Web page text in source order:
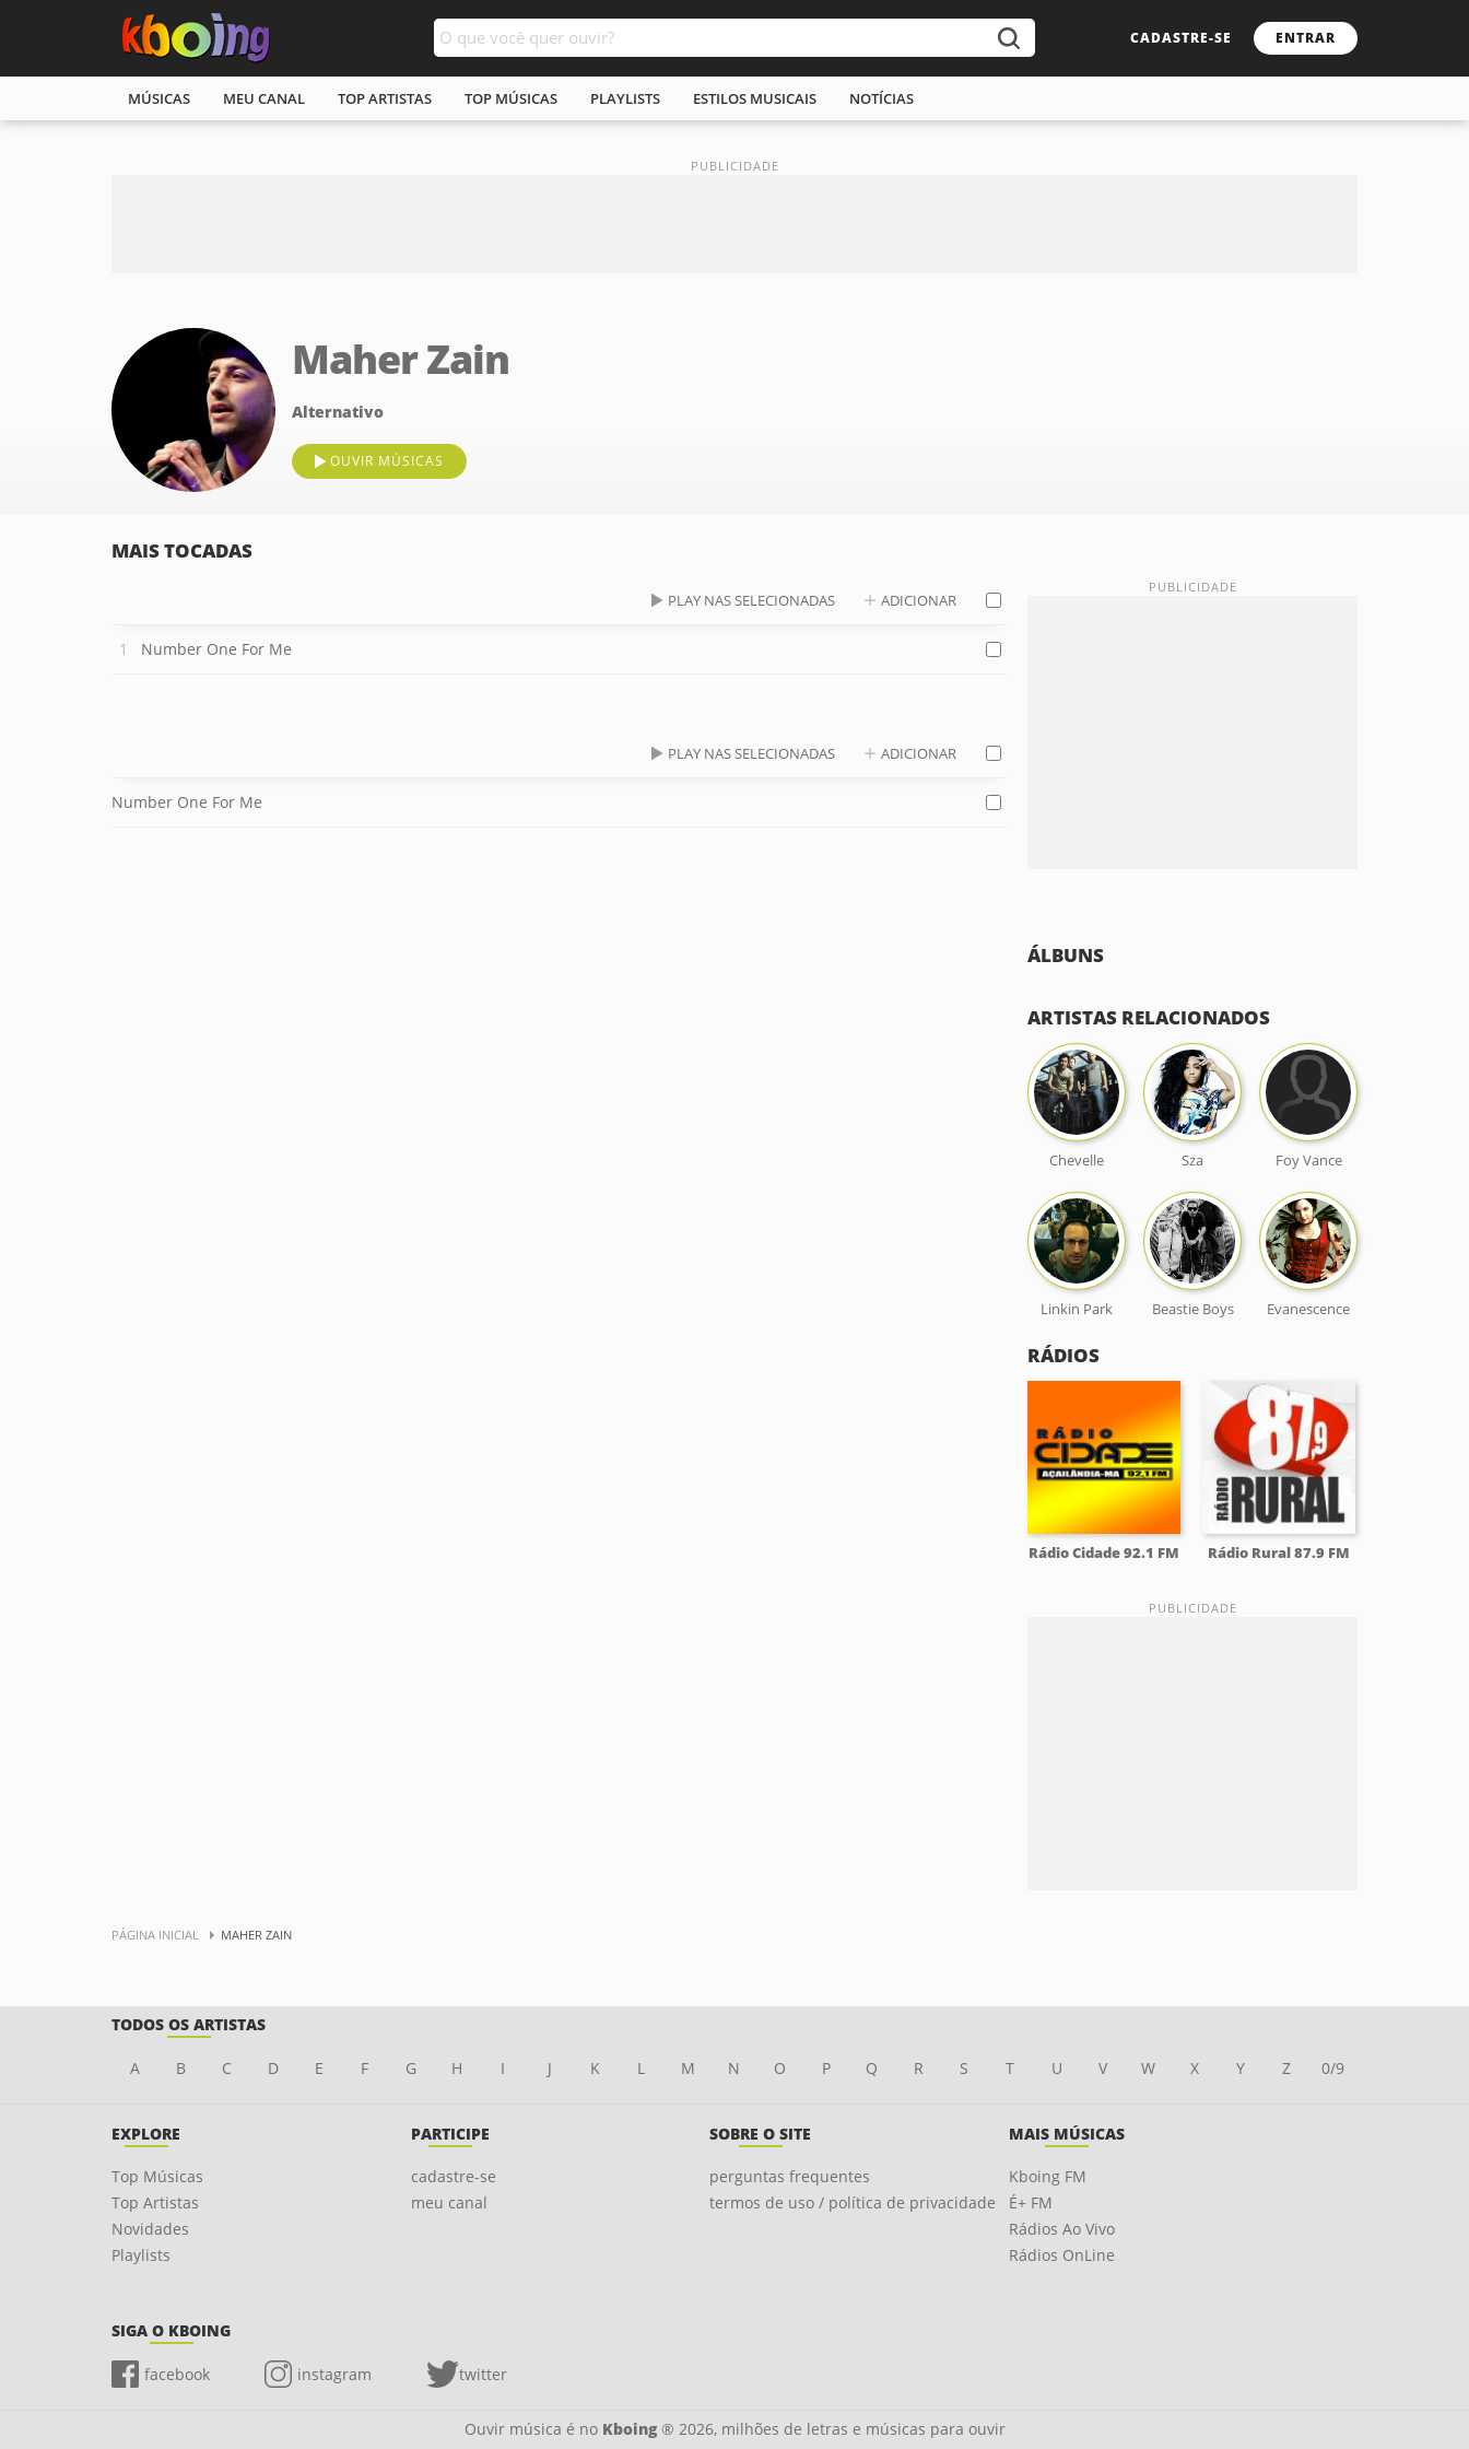
CADASTRE-SE ENTRAR
MÚSICAS MEU CANAL TOP ARTISTAS TOP MÚSICAS PLAYLISTS ESTILOS MUSICAIS NOTÍCIAS
Maher Zain
Alternativo
OUVIR MÚSICAS
MAIS TOCADAS
PLAY NAS SELECIONADAS ADICIONAR
Number One For Me
PLAY NAS SELECIONADAS ADICIONAR
Number One For Me
ÁLBUNS
ARTISTAS RELACIONADOS
Chevelle Sza Foy Vance
Linkin Park Beastie Boys Evanescence
RÁDIOS
Rádio Cidade 92.1 FM Rádio Rural 87.9 FM
PÁGINA INICIAL MAHER ZAIN
TODOS OS ARTISTAS
A B C D E F G H I J K L M N O P Q R S T U V W X Y Z 0/9
EXPLORE
Top Músicas
Top Artistas
Novidades
Playlists
PARTICIPE
cadastre-se
meu canal
SOBRE O SITE
perguntas frequentes
termos de uso / política de privacidade
MAIS MÚSICAS
Kboing FM
É+ FM
Rádios Ao Vivo
Rádios OnLine
SIGA O KBOING
facebook instagram twitter
Ouvir música é no Kboing® 2026, milhões de letras e músicas para ouvir